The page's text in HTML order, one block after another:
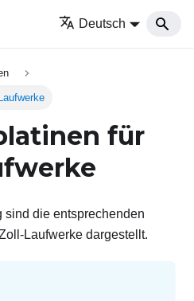
Deutsch
für
sind die entsprechenden
Laufwerke dargestellt.